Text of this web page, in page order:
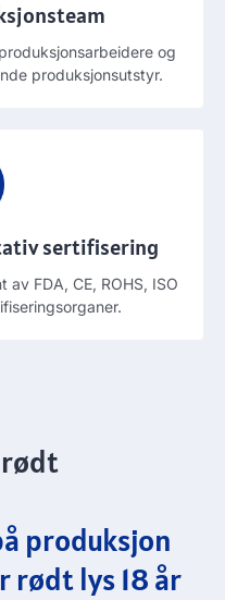
og
produksjonsutstyr.
sertifisering
FDA, CE, ROHS, ISO
rødt
produksjon
rødt lys 18 år